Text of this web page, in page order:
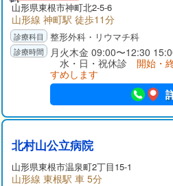
山形県東根市神町北2-5-6
山形線 神町駅 徒歩11分
整形外科・リウマチ科
月火木金 09:00〜12:30
水・日・祝休診 開始・
すめします
北村山公立病院
山形県東根市温泉町2丁目15-1
山形線 東根駅 車 5分